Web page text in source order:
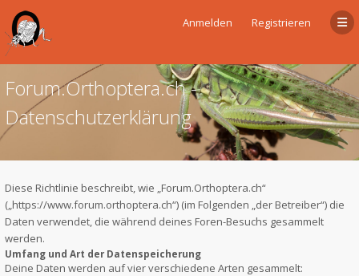
Anmelden Registrieren
Forum.Orthoptera.ch -
Datenschutzerklärung
Diese Richtlinie beschreibt, wie „Forum.Orthoptera.ch“
(„https://www.forum.orthoptera.ch“) (im Folgenden „der Betreiber“) die
Daten verwendet, die während deines Foren-Besuchs gesammelt
werden.
Umfang und Art der Datenspeicherung
Deine Daten werden auf vier verschiedene Arten gesammelt: